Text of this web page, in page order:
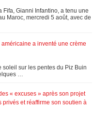
Fifa, Gianni Infantino, a tenu une
Maroc, mercredi 5 août, avec de
américaine a inventé une crème
soleil sur les pentes du Piz Buin
…
« excuses » après son projet
privés et réaffirme son soutien à